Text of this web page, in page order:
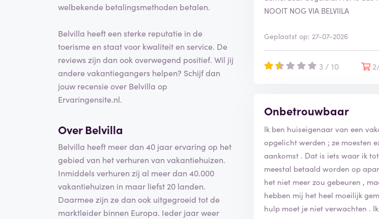
welbekende betalingsmethoden betalen.
Belvilla heeft een sterke reputatie in de
toerisme en staat voor kwaliteit en service. De
reviews zijn dan ook overwegend positief. Wil jij
andere vakantiegangers helpen? Schijf dan
jouw recensie over Belvilla op
Ervaringensite.nl.
Over Belvilla
Belvilla heeft meer dan 40 jaar ervaring op het
gebied van het verhuren van vakantiehuizen.
Inmiddels verhuren zij al meer dan 40.000
vakantiehuizen in maar liefst 20 landen.
Daarmee zijn ze dan ook uitgegroeid tot de
marktleider binnen Europa. Ieder jaar weer
NOOIT NOG VIA BELVIILA
Geplaatst op: 27-07-2026
3 / 10
Onbetrouwbaar
Ik ben huiseigenaar van een
opgelicht werden ; ze moesten
aankomst . Dat is iets waar ik
meestal betaald worden op
het niet meer zou gebeuren ,
hebben mij het heel moeilijk
hulp moet je niet verwachten .